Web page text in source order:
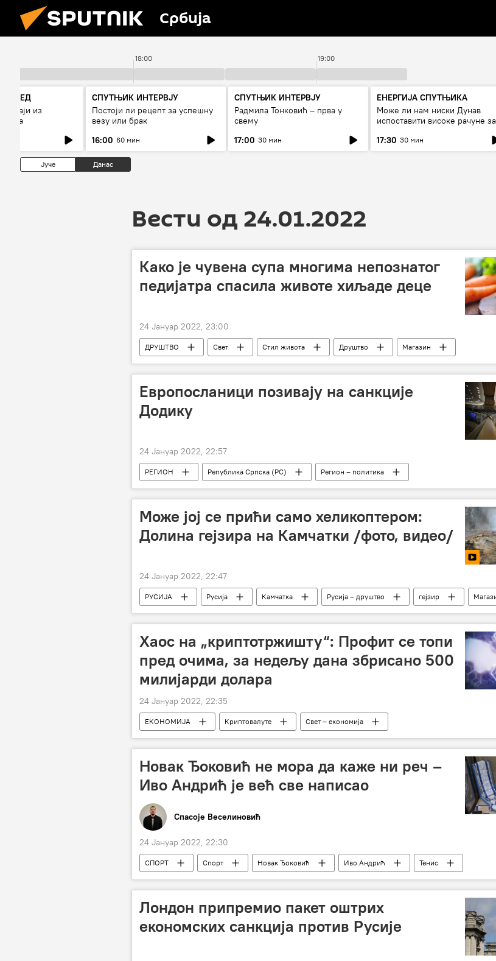
Србија
18:00 19:00
из
дана
СПУТЊИК ИНТЕРВЈУ
Постоји ли рецепт за успешну
везу или брак
16:00 60 мин
СПУТЊИК ИНТЕРВЈУ
Радмила Тонковић – прва у
свему
17:00 30 мин
ЕНЕРГИЈА СПУТЊИКА
Може ли нам ниски Дунав
испоставити високе рачуне за
17:30 30 мин
Јуче Данас
Вести од 24.01.2022
Како је чувена супа многима непознатог
педијатра спасила животе хиљаде деце
24 Јануар 2022, 23:00
ДРУШТВО Свет Стил живота Друштво Магазин
Европосланици позивају на санкције
Додику
24 Јануар 2022, 22:57
РЕГИОН Република Српска (РС)
Регион – политика
Босна и Херцеговина (БиХ)
Може јој се прићи само хеликоптером:
Долина гејзира на Камчатки /фото, видео/
24 Јануар 2022, 22:47
РУСИЈА Русија Камчатка Русија – друштво гејзир
Хаос на „криптотржишту“: Профит се топи
пред очима, за недељу дана збрисано 500
милијарди долара
24 Јануар 2022, 22:35
ЕКОНОМИЈА Криптовалуте Свет – економија
Новак Ђоковић не мора да каже ни реч –
Иво Андрић је већ све написао
Спасоје Веселиновић
24 Јануар 2022, 22:30
СПОРТ Спорт Новак Ђоковић Иво Андрић Тенис
Лондон припремио пакет оштрих
економских санкција против Русије